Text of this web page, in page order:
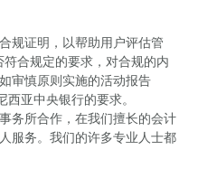
规证明，以帮助用户评估管
符合规定的要求，对合规的内
审慎原则实施的活动报告
西亚中央银行的要求。
务所合作，在我们擅长的会计
服务。我们的许多专业人士都